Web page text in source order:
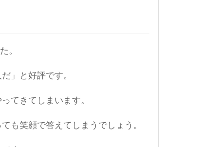
。
」と好評です。
てきてしまいます。
も笑顔で答えてしまうでしょう。